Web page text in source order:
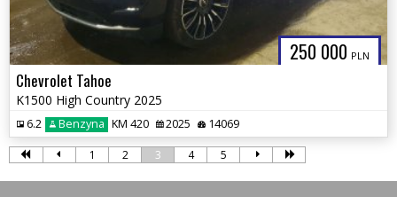
250 000 PLN
Chevrolet Tahoe
K1500 High Country 2025
6.2 Benzyna KM 420 2025 14069
1 2 3 4 5